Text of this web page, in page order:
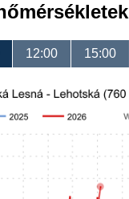
12:00 15:00